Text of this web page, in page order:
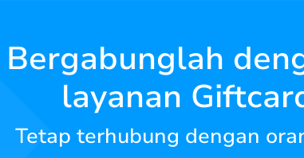
Bergabunglah
layanan
Tetap terhubung dengan